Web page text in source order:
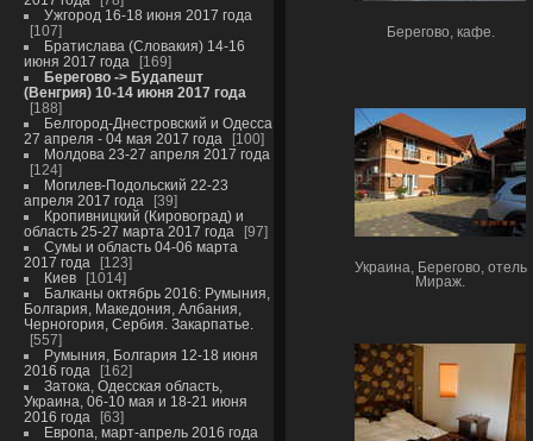
Ужгород 16-18 июня 2017 года
107
Братислава (Словакия) 14-16
июня 2017 года
169
Берегово -> Будапешт
(Венгрия) 10-14 июня 2017 года
188
Белгород-Днестровский и Одесса
27 апреля - 04 мая 2017 года
100
Молдова 23-27 апреля 2017 года
124
Могилев-Подольский 22-23
апреля 2017 года
39
Кропивницкий (Кировоград) и
область 25-27 марта 2017 года
97
Сумы и область 04-06 марта
2017 года
123
Киев
1014
Балканы октябрь 2016: Румыния,
Болгария, Македония, Албания,
Черногория, Сербия. Закарпатье.
557
Румыния, Болгария 12-18 июня
2016 года
162
Затока, Одесская область,
Украина, 06-10 мая и 18-21 июня
2016 года
63
Европа, март-апрель 2016 года
Берегово, кафе.
Украина, Берегово, отель
Мираж.